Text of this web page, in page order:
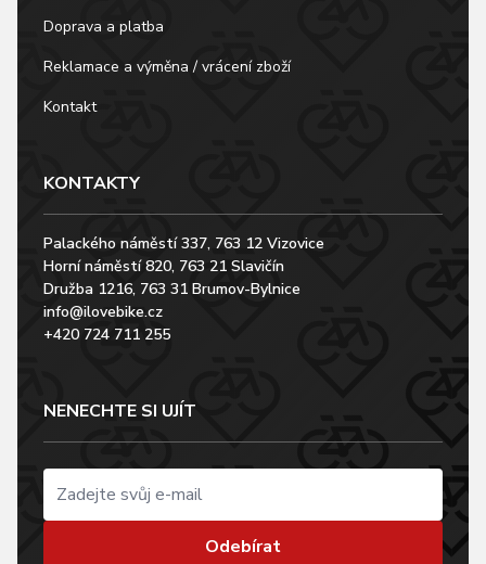
Doprava a platba
Reklamace a výměna / vrácení zboží
Kontakt
KONTAKTY
Palackého náměstí 337, 763 12 Vizovice
Horní náměstí 820, 763 21 Slavičín
Družba 1216, 763 31 Brumov-Bylnice
info@ilovebike.cz
+420 724 711 255
NENECHTE SI UJÍT
Odebírat